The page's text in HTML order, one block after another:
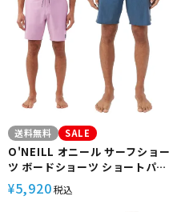
送料無料 SALE
O'NEILL オニール サーフショー
ツ ボードショーツ ショートパン
ツメンズ 18インチ サイドライン
クルーザー サーフィン
¥5,920税込